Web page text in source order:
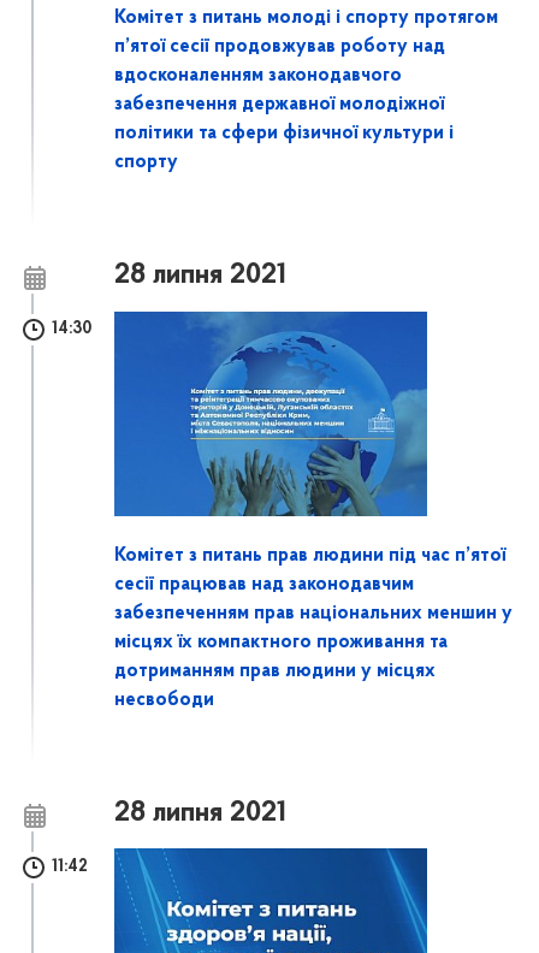
Комітет з питань молоді і спорту протягом
п’ятої сесії продовжував роботу над
вдосконаленням законодавчого
забезпечення державної молодіжної
політики та сфери фізичної культури і
спорту
28 липня 2021
14:30
Комітет з питань прав людини під час п’ятої
сесії працював над законодавчим
забезпеченням прав національних меншин у
місцях їх компактного проживання та
дотриманням прав людини у місцях
несвободи
28 липня 2021
11:42